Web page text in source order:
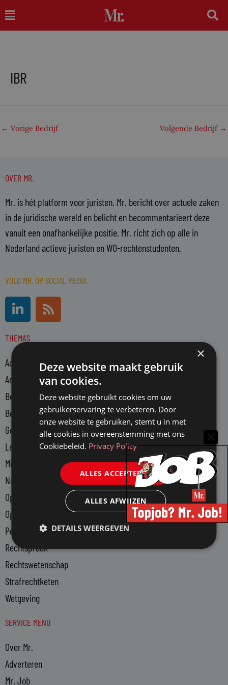
naar
Main
Menu
IBR
← Vorige Bedrijf Volgende Bedrijf →
OVER MR.
Mr. is hét platform voor juristen. Mr. bericht over actuele zaken
in de juridische wereld en belicht en becommentarieert deze
vanuit een onafhankelijke positie. Mr. richt zich op alle in
Nederland actieve juristen en WO-rechtenstudenten.
VOLG MR. OP SOCIAL MEDIA
L
i
n
k
R
s
s
THEMA'S
Advocatuur
Arbeidsmarkt
Bedrijfsjuristen
Bedrijfsvoering
Gerechtsdeurwaarders
Legal Tech
Ministerie van Justitie en Veiligheid
Notariaat
Openbaar Ministerie
Opleiding
Politiek
Rechtspraak
Rechtswetenschap
Strafrechtketen
Wetgeving
SERVICE MENU
Over Mr.
Adverteren
Mr. Job
×
Deze website maakt gebruik
van cookies.
Deze website gebruikt cookies om uw
gebruikerservaring te verbeteren. Door
onze website te gebruiken, stemt u in met
alle cookies in overeenstemming met ons
Cookiebeleid. Privacy Policy
ALLES ACCEPTEREN
ALLES AFWIJZEN
DETAILS WEERGEVEN